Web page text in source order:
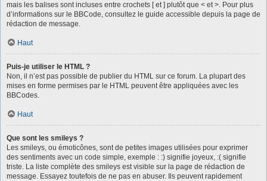
mais les balises sont incluses entre crochets [ et ] plutôt que < et >. Pour plus
d’informations sur le BBCode, consultez le guide accessible depuis la page de
rédaction de message.
Haut
Puis-je utiliser le HTML ?
Non, il n’est pas possible de publier du HTML sur ce forum. La plupart des
mises en forme permises par le HTML peuvent être appliquées avec les
BBCodes.
Haut
Que sont les smileys ?
Les smileys, ou émoticônes, sont de petites images utilisées pour exprimer
des sentiments avec un code simple, exemple : :) signifie joyeux, :( signifie
triste. La liste complète des smileys est visible sur la page de rédaction de
message. Essayez toutefois de ne pas en abuser. Ils peuvent rapidement